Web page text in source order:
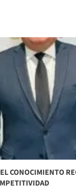
CONOCIMIENTO